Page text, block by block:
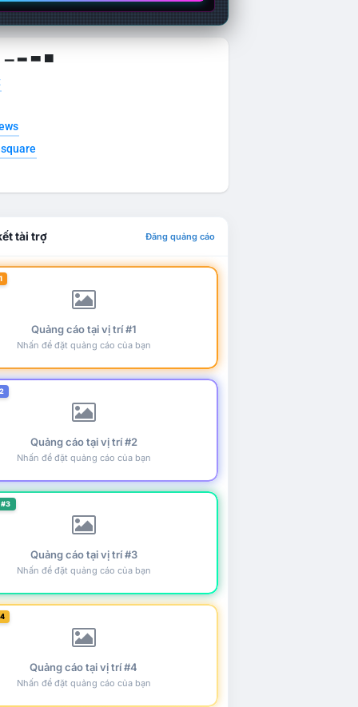
▁ ▂ ▃ ▄
tài trợ Đăng quảng cáo
Quảng cáo tại vị trí #1
Nhấn để đặt quảng cáo của bạn
Quảng cáo tại vị trí #2
Nhấn để đặt quảng cáo của bạn
Quảng cáo tại vị trí #3
Nhấn để đặt quảng cáo của bạn
Quảng cáo tại vị trí #4
Nhấn để đặt quảng cáo của bạn